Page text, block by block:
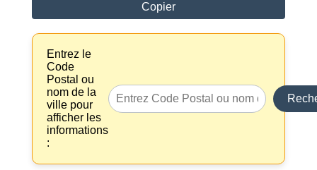
Copier
Entrez le
Code
Postal ou
nom de la
ville pour
afficher les
informations
: